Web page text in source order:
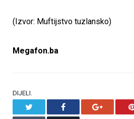
(Izvor: Muftijstvo tuzlansko)
Megafon.ba
DIJELI.
Facebook Google+